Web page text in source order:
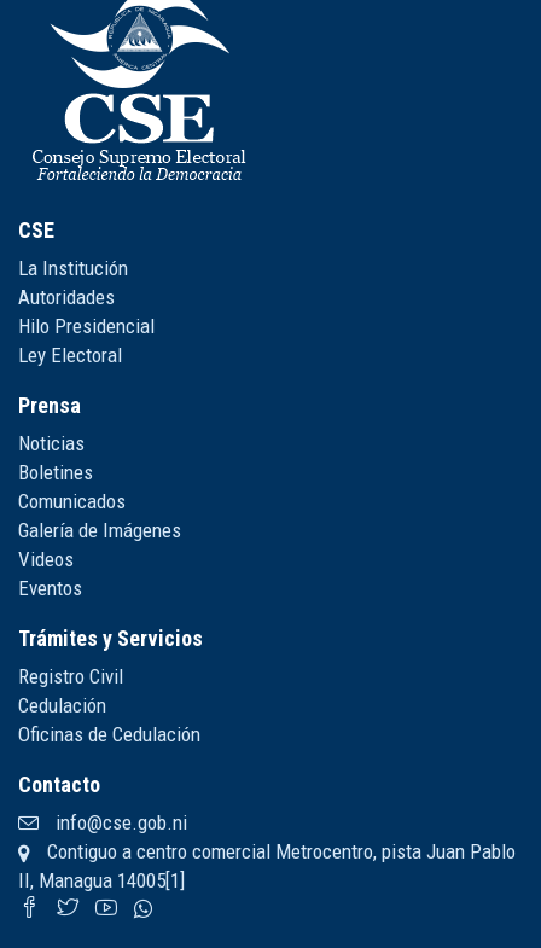
CSE
La Institución
Autoridades
Hilo Presidencial
Ley Electoral
Prensa
Noticias
Boletines
Comunicados
Galería de Imágenes
Videos
Eventos
Trámites y Servicios
Registro Civil
Cedulación
Oficinas de Cedulación
Contacto
info@cse.gob.ni
Contiguo a centro comercial Metrocentro, pista Juan Pablo
II, Managua 14005[1]